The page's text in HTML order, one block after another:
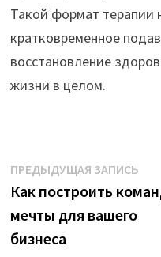
Такой формат терапии
кратковременное
восстановление
жизни в целом.
Навигация
по
записям
ПРЕДЫДУЩАЯ ЗАПИСЬ
Как построить
мечты для вашего
бизнеса